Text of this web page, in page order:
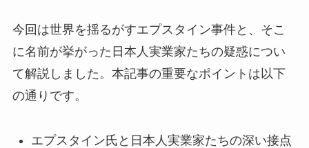
今回は世界を揺るがすエプスタイン事件と、そこ
に名前が挙がった日本人実業家たちの疑惑につい
て解説しました。本記事の重要なポイントは以下
の通りです。
エプスタイン氏と日本人実業家たちの深い接点